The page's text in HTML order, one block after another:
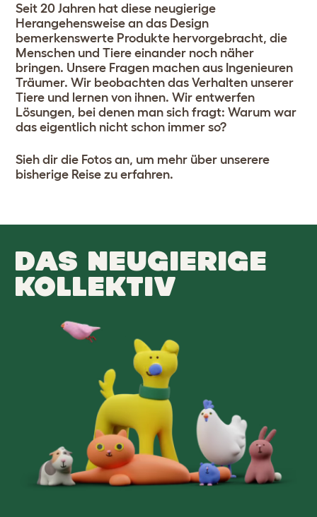
Seit 20 Jahren hat diese neugierige
Herangehensweise an das Design
bemerkenswerte Produkte hervorgebracht, die
Menschen und Tiere einander noch näher
bringen. Unsere Fragen machen aus Ingenieuren
Träumer. Wir beobachten das Verhalten unserer
Tiere und lernen von ihnen. Wir entwerfen
Lösungen, bei denen man sich fragt: Warum war
das eigentlich nicht schon immer so?
Sieh dir die Fotos an, um mehr über unserere
bisherige Reise zu erfahren.
DAS NEUGIERIGE
KOLLEKTIV